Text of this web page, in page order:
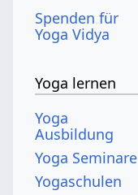
Spenden für
Yoga Vidya
Yoga lernen
Yoga
Ausbildung
Yoga Seminare
Yogaschulen